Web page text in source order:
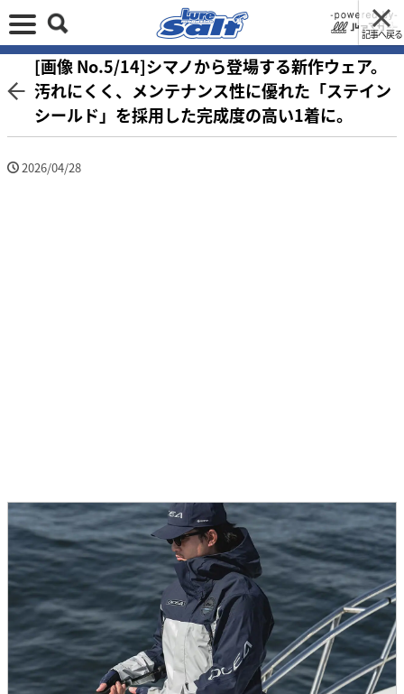
記事へ戻る
[画像 No.5/14]シマノから登場する新作ウェア。
汚れにくく、メンテナンス性に優れた「ステイン
シールド」を採用した完成度の高い1着に。
2026/04/28